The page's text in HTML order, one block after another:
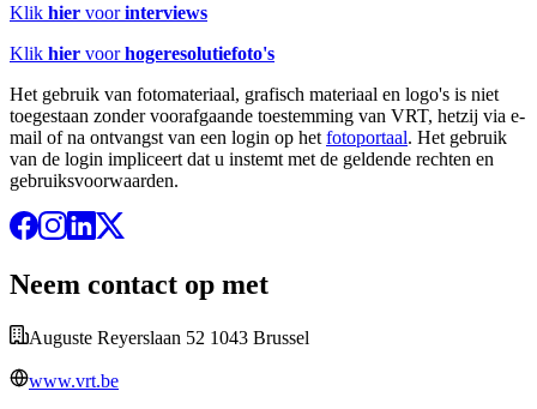
Klik hier voorinterviews
Klik hier voorhogeresolutiefoto's
Het gebruik van fotomateriaal, grafisch materiaal en logo's is niet
toegestaan zonder voorafgaande toestemming van VRT, hetzij via e-
mail of na ontvangst van een login op het fotoportaal. Het gebruik
van de login impliceert dat u instemt met de geldende rechten en
gebruiksvoorwaarden.
Neem contact op met
Auguste Reyerslaan 52 1043 Brussel
www.vrt.be